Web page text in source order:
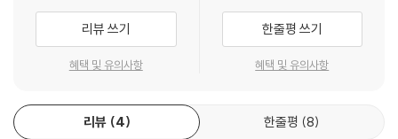
뎌낼 것인가! 그리고 지금 죽는다는 것을 또 어찌 견뎌낼 것인가!
모든 말은 무거운 자들을 위해 만들어진 것 아닌가? 가벼운 자들에게는 모
열망치 않을 수 있단 말인가. 반지 중의 반지인 결혼반지, 회귀의 반지를 열
하지만 『차라투스트라』는 어렵다. 정말 난해하다. 전통적인 철학책과 달리
서사시 형식을 갖추어서 개념의 명징성이 없다. 사상은 낯설고 플롯은 복
잡하며 의도마저 모호해서 독자들은 혼란에 빠지기 쉽다. 게다가 뜬금없이
니체가 이 책의 부제를 “모두를 위한, 그러나 그 누구를 위한 것도 아닌
리뷰 쓰기
혜택 및 유의사항
한줄평 쓰기
혜택 및 유의사항
리뷰 4 한줄평 8